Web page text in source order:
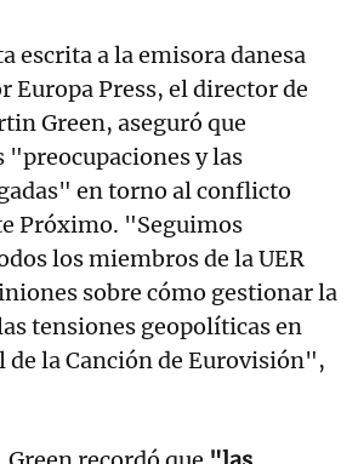
escrita a la emisora danesa
Europa Press, el director de
Green, aseguró que
"preocupaciones y las
en torno al conflicto
Próximo. "Seguimos
los miembros de la UER
sobre cómo gestionar la
tensiones geopolíticas en
de la Canción de Eurovisión",